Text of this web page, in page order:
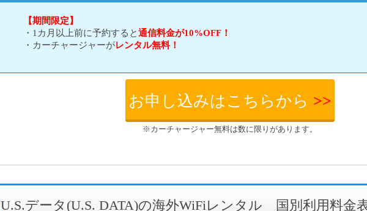
【期間限定】
・1カ月以上前に予約すると通信料金が10%OFF！
・カーチャージャーがレンタル無料！
お申し込みはこちらから >>
※カーチャージャー無料は数に限りがあります。
U.S.データ(U.S. DATA)の海外WiFiレンタル 国別利用料金